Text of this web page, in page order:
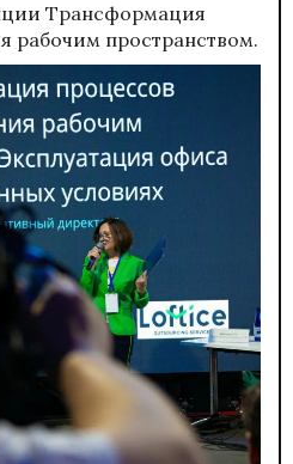
Трансформация
рабочим пространством.